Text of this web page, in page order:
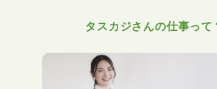
タスカジさんの仕事って